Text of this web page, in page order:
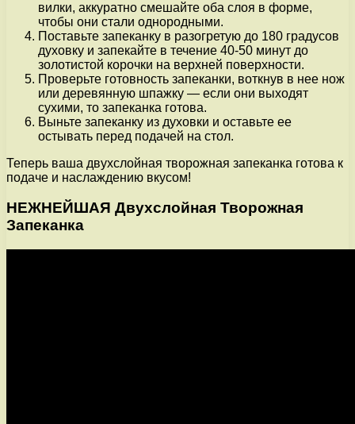
вилки, аккуратно смешайте оба слоя в форме,
чтобы они стали однородными.
Поставьте запеканку в разогретую до 180 градусов
духовку и запекайте в течение 40-50 минут до
золотистой корочки на верхней поверхности.
Проверьте готовность запеканки, воткнув в нее нож
или деревянную шпажку — если они выходят
сухими, то запеканка готова.
Выньте запеканку из духовки и оставьте ее
остывать перед подачей на стол.
Теперь ваша двухслойная творожная запеканка готова к
подаче и наслаждению вкусом!
НЕЖНЕЙШАЯ Двухслойная Творожная
Запеканка